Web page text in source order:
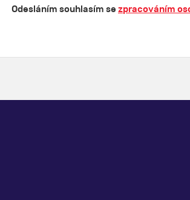
Odesláním souhlasím se zpracováním